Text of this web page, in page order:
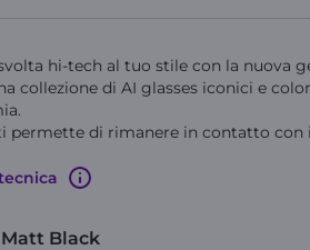
hi-tech al tuo stile con la nuova
collezione di AI glasses iconici e
permette di rimanere in contatto con
Matt Black